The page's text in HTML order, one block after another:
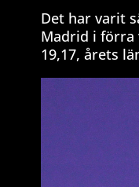
Det har varit
Madrid i förra
19,17, årets